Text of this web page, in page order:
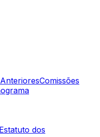
Comissões
Estatuto dos